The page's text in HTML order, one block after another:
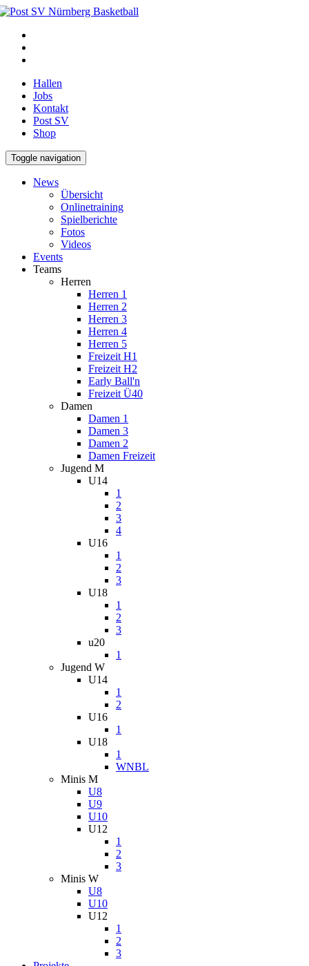
Hallen
Jobs
Kontakt
Post SV
Shop
Toggle navigation
News
Übersicht
Onlinetraining
Spielberichte
Fotos
Videos
Events
Teams
Herren
Herren 1
Herren 2
Herren 3
Herren 4
Herren 5
Freizeit H1
Freizeit H2
Early Ball'n
Freizeit Ü40
Damen
Damen 1
Damen 3
Damen 2
Damen Freizeit
Jugend M
U14
1
2
3
4
U16
1
2
3
U18
1
2
3
u20
1
Jugend W
U14
1
2
U16
1
U18
1
WNBL
Minis M
U8
U9
U10
U12
1
2
3
Minis W
U8
U10
U12
1
2
3